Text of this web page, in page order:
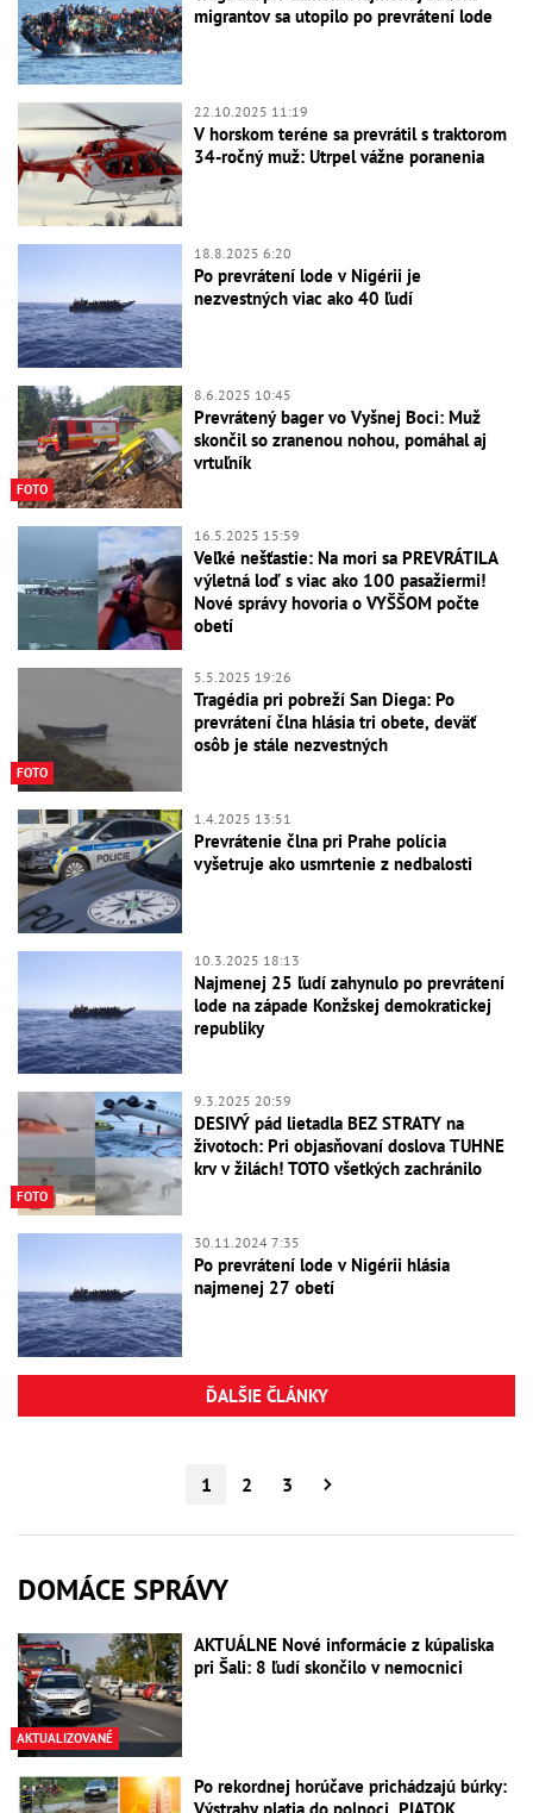
migrantov sa utopilo po prevrátení lode
22.10.2025 11:19
V horskom teréne sa prevrátil s traktorom
34-ročný muž: Utrpel vážne poranenia
18.8.2025 6:20
Po prevrátení lode v Nigérii je
nezvestných viac ako 40 ľudí
FOTO
8.6.2025 10:45
Prevrátený bager vo Vyšnej Boci: Muž
skončil so zranenou nohou, pomáhal aj
vrtuľník
16.5.2025 15:59
Veľké nešťastie: Na mori sa PREVRÁTILA
výletná loď s viac ako 100 pasažiermi!
Nové správy hovoria o VYŠŠOM počte
obetí
FOTO
5.5.2025 19:26
Tragédia pri pobreží San Diega: Po
prevrátení člna hlásia tri obete, deväť
osôb je stále nezvestných
1.4.2025 13:51
Prevrátenie člna pri Prahe polícia
vyšetruje ako usmrtenie z nedbalosti
10.3.2025 18:13
Najmenej 25 ľudí zahynulo po prevrátení
lode na západe Konžskej demokratickej
republiky
FOTO
9.3.2025 20:59
DESIVÝ pád lietadla BEZ STRATY na
životoch: Pri objasňovaní doslova TUHNE
krv v žilách! TOTO všetkých zachránilo
30.11.2024 7:35
Po prevrátení lode v Nigérii hlásia
najmenej 27 obetí
ĎALŠIE ČLÁNKY
1 2 3
DOMÁCE SPRÁVY
AKTUALIZOVANÉ
AKTUÁLNE Nové informácie z kúpaliska
pri Šali: 8 ľudí skončilo v nemocnici
Po rekordnej horúčave prichádzajú búrky: